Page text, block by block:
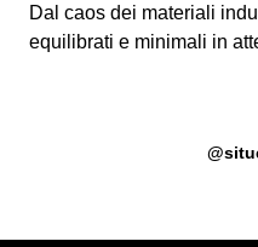
Dal caos dei materiali
equilibrati e minimali in